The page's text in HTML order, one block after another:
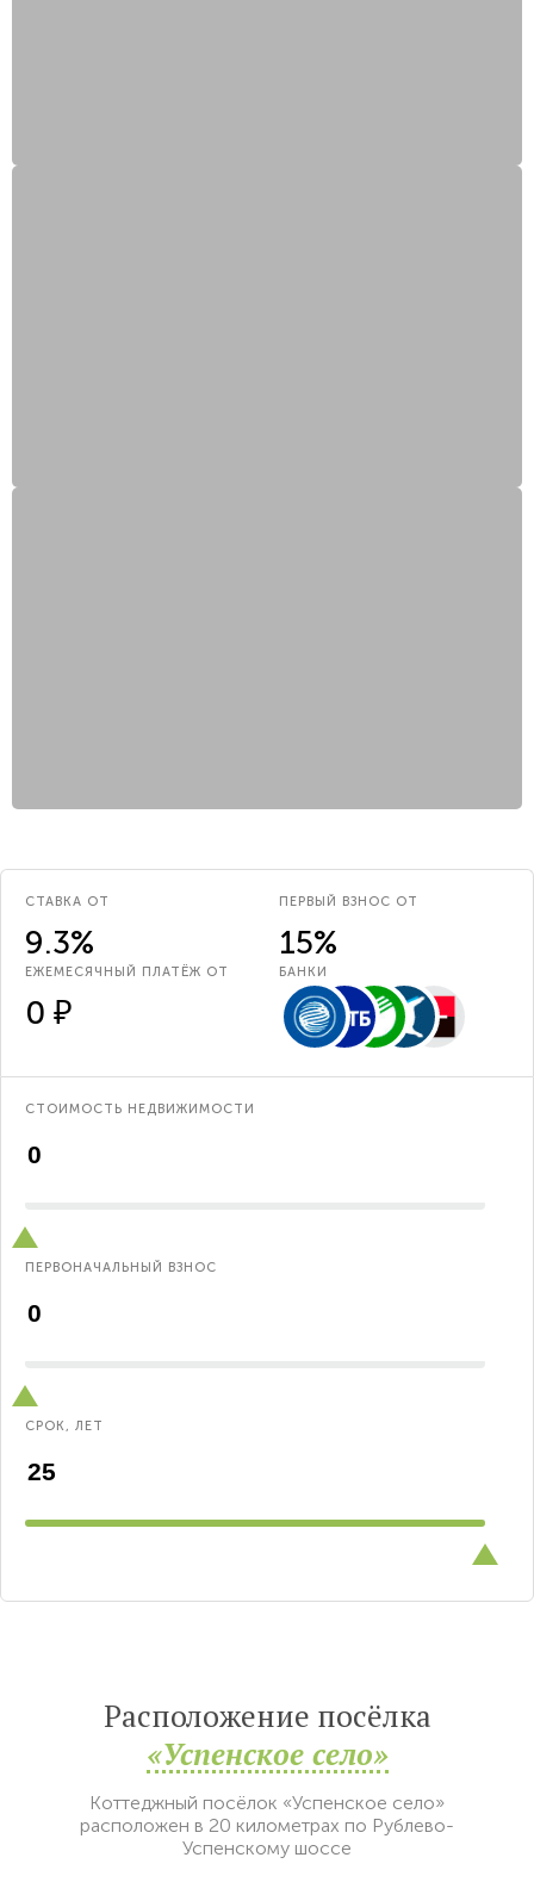
СТАВКА ОТ
9.3%
ПЕРВЫЙ ВЗНОС ОТ
15%
ЕЖЕМЕСЯЧНЫЙ ПЛАТЁЖ ОТ
0 ₽
БАНКИ
СТОИМОСТЬ НЕДВИЖИМОСТИ
ПЕРВОНАЧАЛЬНЫЙ ВЗНОС
СРОК, ЛЕТ
Расположение посёлка
«Успенское село»
Коттеджный посёлок «Успенское село»
расположен в 20 километрах по Рублево-
Успенскому шоссе